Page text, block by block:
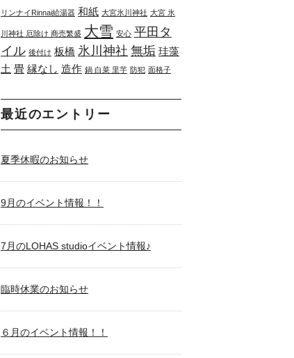
リンナイRinnai給湯器 和紙 大宮氷川神社 大宮 氷
川神社 厄除け 商売繁盛 大雪 安心 平田タ
イル 後付け 板橋 氷川神社 無垢 珪藻
土 畳 縁なし 造作 鍋 白菜 里芋 防犯 面格子
最近のエントリー
夏季休暇のお知らせ
9月のイベント情報！！
7月のLOHAS studioイベント情報♪
臨時休業のお知らせ
６月のイベント情報！！